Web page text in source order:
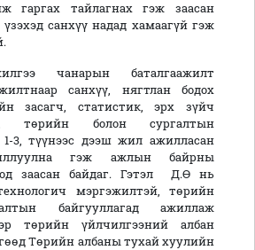
гаргах тайлагнах гэж заасан
үзэхэд санхүү надад хамаагүй гэж
чанарын баталгаажилт
санхүү, нягтлан бодох
засагч, статистик, эрх зүйч
төрийн болон сургалтын
1-3, түүнээс дээш жил ажилласан
гэж ажлын байрны
заасан байдаг. Гэтэл Д.Ө нь
мэргэжилтэй, төрийн
байгууллагад ажиллаж
төрийн үйлчилгээний албан
Төрийн албаны тухай хуулийн